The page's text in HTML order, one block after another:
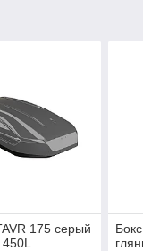
175 серый